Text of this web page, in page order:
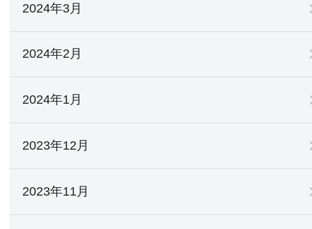
2024年3月
2024年2月
2024年1月
2023年12月
2023年11月